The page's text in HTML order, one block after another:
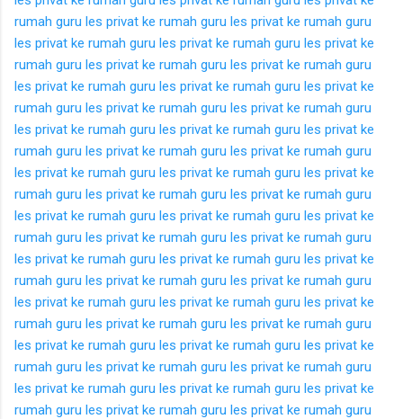
rumah guru les privat ke rumah guru les privat ke rumah guru
les privat ke rumah guru les privat ke rumah guru les privat ke
rumah guru les privat ke rumah guru les privat ke rumah guru
les privat ke rumah guru les privat ke rumah guru les privat ke
rumah guru les privat ke rumah guru les privat ke rumah guru
les privat ke rumah guru les privat ke rumah guru les privat ke
rumah guru les privat ke rumah guru les privat ke rumah guru
les privat ke rumah guru les privat ke rumah guru les privat ke
rumah guru les privat ke rumah guru les privat ke rumah guru
les privat ke rumah guru les privat ke rumah guru les privat ke
rumah guru les privat ke rumah guru les privat ke rumah guru
les privat ke rumah guru les privat ke rumah guru les privat ke
rumah guru les privat ke rumah guru les privat ke rumah guru
les privat ke rumah guru les privat ke rumah guru les privat ke
rumah guru les privat ke rumah guru les privat ke rumah guru
les privat ke rumah guru les privat ke rumah guru les privat ke
rumah guru les privat ke rumah guru les privat ke rumah guru
les privat ke rumah guru les privat ke rumah guru les privat ke
rumah guru les privat ke rumah guru les privat ke rumah guru